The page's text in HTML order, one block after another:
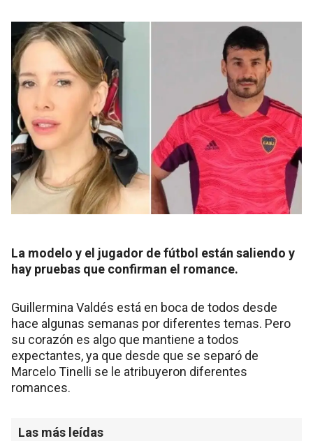
La modelo y el jugador de fútbol están saliendo y
hay pruebas que confirman el romance.
Guillermina Valdés está en boca de todos desde
hace algunas semanas por diferentes temas. Pero
su corazón es algo que mantiene a todos
expectantes, ya que desde que se separó de
Marcelo Tinelli se le atribuyeron diferentes
romances.
Las más leídas